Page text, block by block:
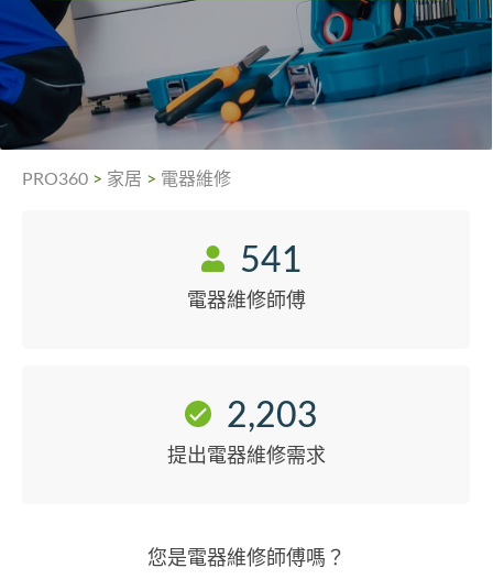
PRO360 > 家居 > 電器維修
541
電器維修師傅
2,203
提出電器維修需求
您是電器維修師傅嗎？